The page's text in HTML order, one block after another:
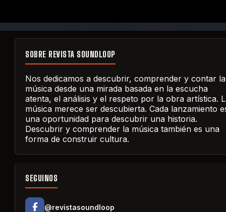
SOBRE REVISTA SOUNDLOOP
Nos dedicamos a descubrir, comprender y contar la
música desde una mirada basada en la escucha
atenta, el análisis y el respeto por la obra artística.
música merece ser descubierta. Cada lanzamiento
una oportunidad para descubrir una historia.
Descubrir y comprender la música también es una
forma de construir cultura.
SEGUINOS
@revistasoundloop